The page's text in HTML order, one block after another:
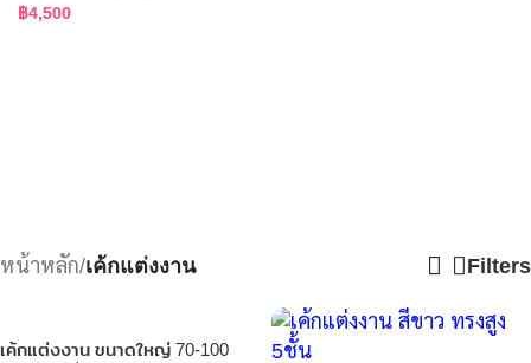
฿4,500
หน้าหลัก/เค้กแต่งงาน Filters
เค้กแต่งงาน ขนาดใหญ่ 70-100